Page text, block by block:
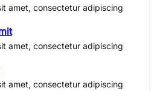
amet, consectetur adipiscing
amet, consectetur adipiscing
amet, consectetur adipiscing